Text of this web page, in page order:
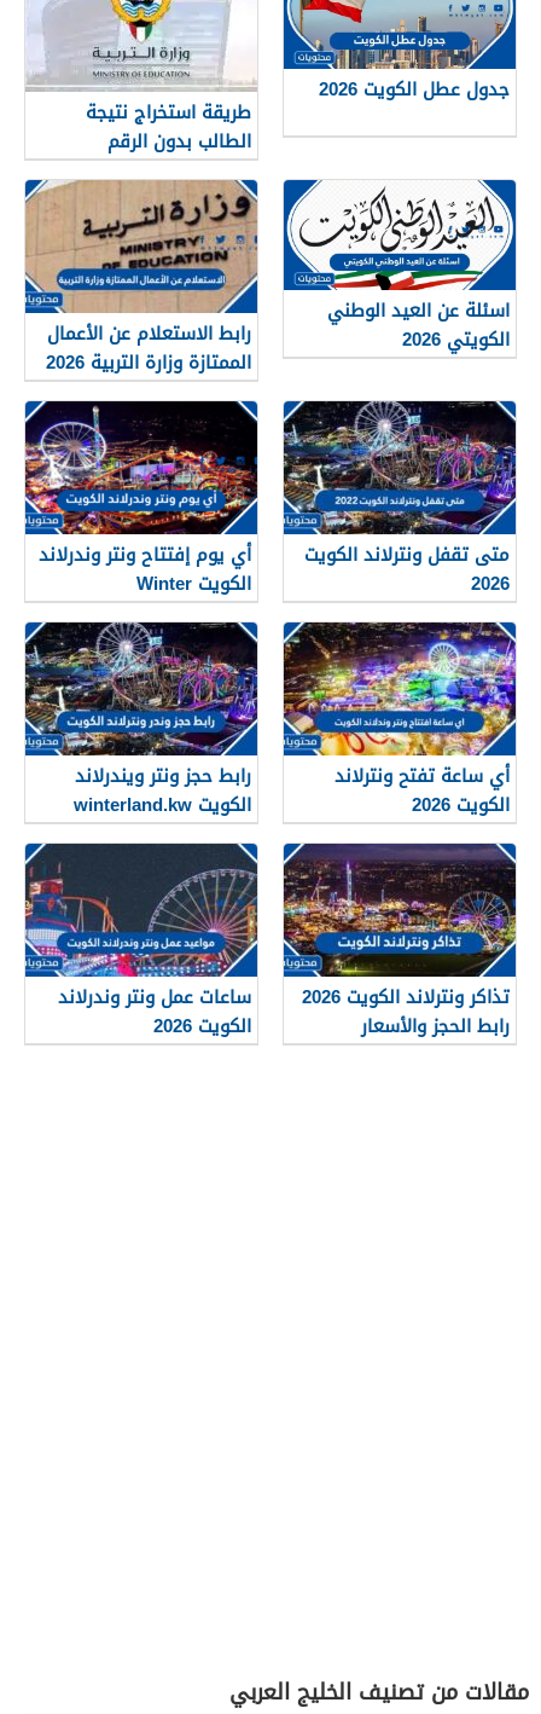
جدول عطل الكويت 2026
طريقة استخراج نتيجة
الطالب بدون الرقم
التسلسلي في الكويت
اسئلة عن العيد الوطني
الكويتي 2026
رابط الاستعلام عن الأعمال
الممتازة وزارة التربية 2026
متى تقفل ونترلاند الكويت
2026
أي يوم إفتتاح ونتر وندرلاند
الكويت Winter
Wonderland Kuwait 2026
أي ساعة تفتح ونترلاند
الكويت 2026
رابط حجز ونتر ويندرلاند
الكويت winterland.kw
تذاكر ونترلاند الكويت 2026
رابط الحجز والأسعار
ساعات عمل ونتر وندرلاند
الكويت 2026
مقالات من تصنيف الخليج العربي